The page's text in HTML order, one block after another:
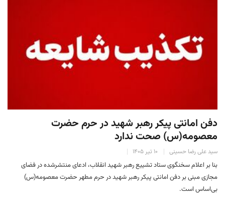
دفن امانتی پیکر رهبر شهید در حرم حضرت
معصومه(س) صحت ندارد
سید علی رضا حسینی ۱۰ تیر ۱۴۰۵
بنا بر اعلام سخنگوی ستاد تشییع رهبر شهید انقلاب، ادعای منتشرشده در فضای
مجازی مبنی بر دفن امانتی پیکر رهبر شهید در حرم مطهر حضرت معصومه(س)
بی‌اساس است.